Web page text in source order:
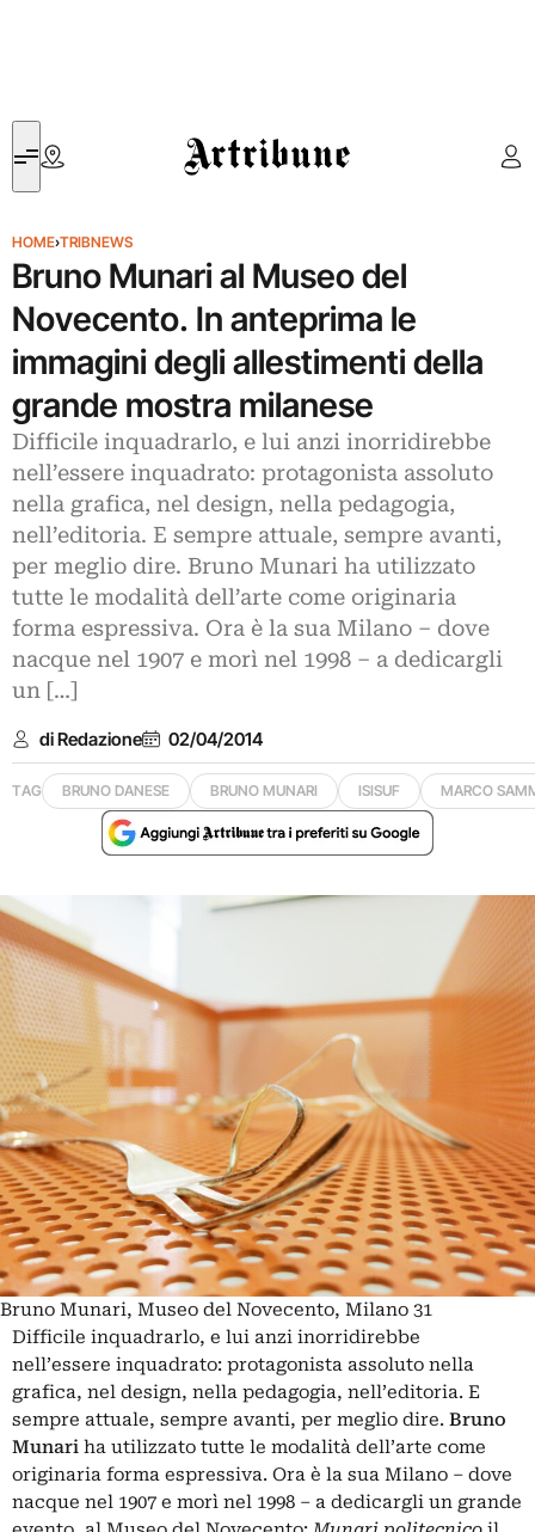
Artribune
HOME›TRIBNEWS
Bruno Munari al Museo del
Novecento. In anteprima le
immagini degli allestimenti della
grande mostra milanese
Difficile inquadrarlo, e lui anzi inorridirebbe
nell’essere inquadrato: protagonista assoluto
nella grafica, nel design, nella pedagogia,
nell’editoria. E sempre attuale, sempre avanti,
per meglio dire. Bruno Munari ha utilizzato
tutte le modalità dell’arte come originaria
forma espressiva. Ora è la sua Milano – dove
nacque nel 1907 e morì nel 1998 – a dedicargli
un […]
di Redazione 02/04/2014
TAG BRUNO DANESE BRUNO MUNARI ISISUF MARCO
Bruno Munari, Museo del Novecento, Milano 31
Difficile inquadrarlo, e lui anzi inorridirebbe
nell’essere inquadrato: protagonista assoluto nella
grafica, nel design, nella pedagogia, nell’editoria. E
sempre attuale, sempre avanti, per meglio dire. Bruno
Munari ha utilizzato tutte le modalità dell’arte come
originaria forma espressiva. Ora è la sua Milano – dove
nacque nel 1907 e morì nel 1998 – a dedicargli un grande